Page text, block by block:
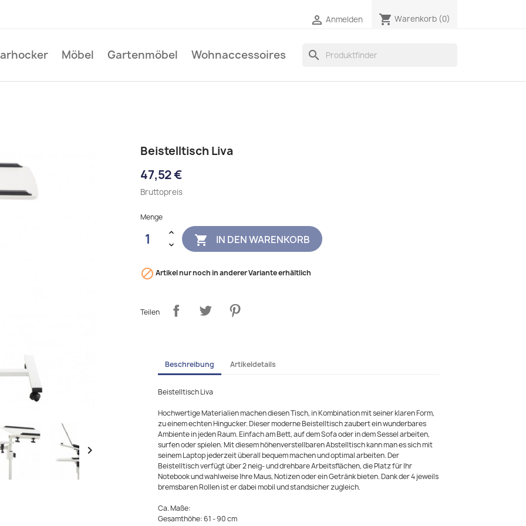
 Anmelden shopping_cart Warenkorb (0)
Möbel Gartenmöbel Wohnaccessoires search

Beistelltisch Liva
47,52 €
Bruttopreis
Menge
 IN DEN WARENKORB
 Artikel nur noch in anderer Variante erhältlich
Teilen
Beschreibung Artikeldetails
Beistelltisch Liva
Hochwertige Materialien machen diesen Tisch, in Kombination mit seiner klaren Form,
zu einem echten Hingucker. Dieser moderne Beistelltisch zaubert ein wunderbares
Ambiente in jeden Raum. Einfach am Bett, auf dem Sofa oder in dem Sessel arbeiten,
surfen oder spielen. Mit diesem höhenverstellbaren Abstelltisch kann man es sich mit
seinem Laptop jederzeit überall bequem machen und optimal arbeiten. Der
Beistelltisch verfügt über 2 neig- und drehbare Arbeitsflächen, die Platz für Ihr
Notebook und wahlweise Ihre Maus, Notizen oder ein Getränk bieten. Dank der 4 jeweils
bremsbaren Rollen ist er dabei mobil und standsicher zugleich.
Ca. Maße:
Gesamthöhe: 61 - 90 cm